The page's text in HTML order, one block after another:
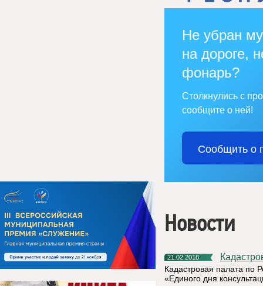
Не убран
на дороге,
фонарь?
Столкнулись с
сообщите о ней!
Сообщить о
Новости
21.02.2018
Кадастровая палата по
«Единого дня